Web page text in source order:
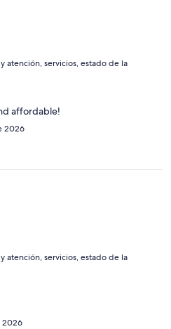
atención, servicios, estado de la
affordable!
2026
atención, servicios, estado de la
2026